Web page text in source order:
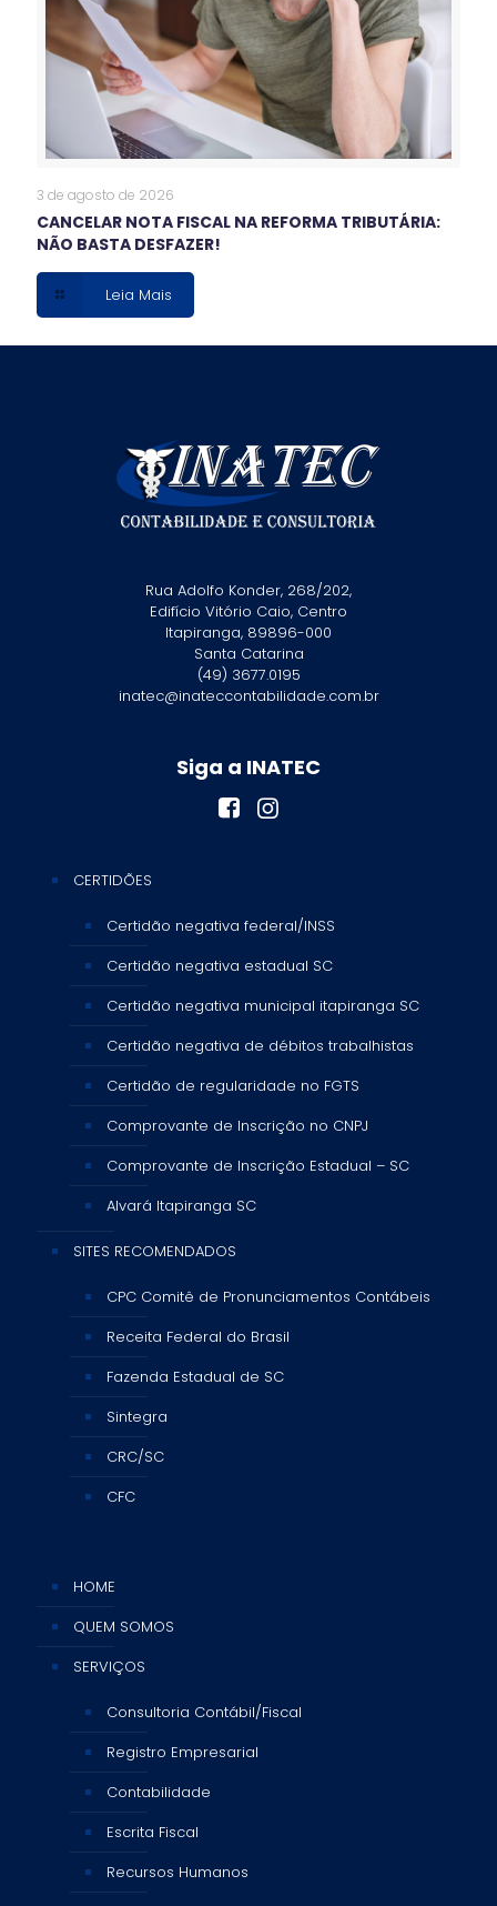
3 de agosto de 2026
CANCELAR NOTA FISCAL NA REFORMA TRIBUTÁRIA:
NÃO BASTA DESFAZER!
Leia Mais
Rua Adolfo Konder, 268/202,
Edifício Vitório Caio, Centro
Itapiranga, 89896-000
Santa Catarina
(49) 3677.0195
inatec@inateccontabilidade.com.br
Siga a INATEC
CERTIDÕES
Certidão negativa federal/INSS
Certidão negativa estadual SC
Certidão negativa municipal itapiranga SC
Certidão negativa de débitos trabalhistas
Certidão de regularidade no FGTS
Comprovante de Inscrição no CNPJ
Comprovante de Inscrição Estadual – SC
Alvará Itapiranga SC
SITES RECOMENDADOS
CPC Comitê de Pronunciamentos Contábeis
Receita Federal do Brasil
Fazenda Estadual de SC
Sintegra
CRC/SC
CFC
HOME
QUEM SOMOS
SERVIÇOS
Consultoria Contábil/Fiscal
Registro Empresarial
Contabilidade
Escrita Fiscal
Recursos Humanos